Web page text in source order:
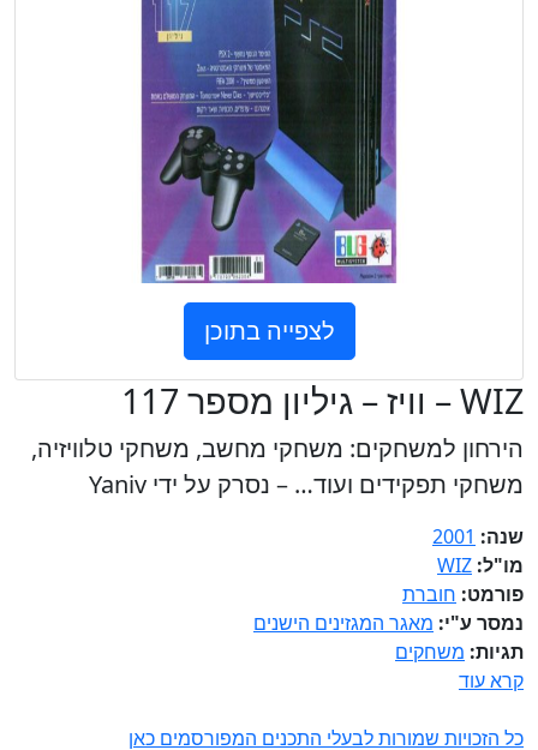
לצפייה בתוכן
WIZ – וויז – גיליון מספר 117
הירחון למשחקים: משחקי מחשב, משחקי טלוויזיה,
משחקי תפקידים ועוד… – נסרק על ידי Yaniv
שנה: 2001
מו"ל: WIZ
פורמט: חוברת
נמסר ע"י: מאגר המגזינים הישנים
תגיות: משחקים
קרא עוד
כל הזכויות שמורות לבעלי התכנים המפורסמים כאן